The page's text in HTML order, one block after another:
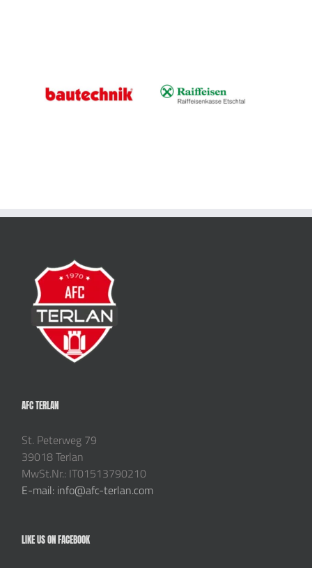
AFC TERLAN
St. Peterweg 79
39018 Terlan
MwSt.Nr.: IT01513790210
E-mail: info@afc-terlan.com
LIKE US ON FACEBOOK